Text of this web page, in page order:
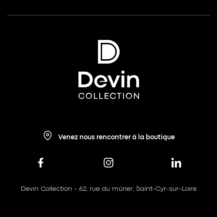
Venez nous rencontrer à la boutique
Devin Collection - 62, rue du mûrier, Saint-Cyr-sur-Loire